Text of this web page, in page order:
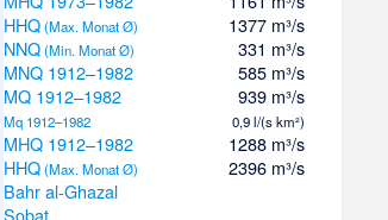
HHQ(Max. Monat Ø)
1377 m³/s
NNQ(Min. Monat Ø)
MNQ 1912–1982
MQ 1912–1982
Mq 1912–1982
MHQ 1912–1982
HHQ(Max. Monat Ø)
331 m³/s
585 m³/s
939 m³/s
0,9 l/(s km²)
1288 m³/s
2396 m³/s
Bahr al-Ghazal